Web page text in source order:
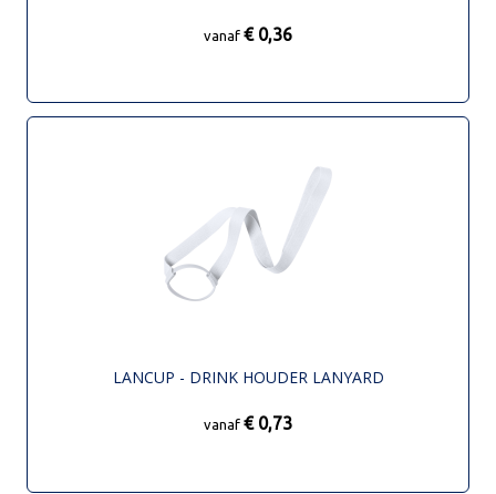
vanaf € 0,36
LANCUP - DRINK HOUDER LANYARD
vanaf € 0,73